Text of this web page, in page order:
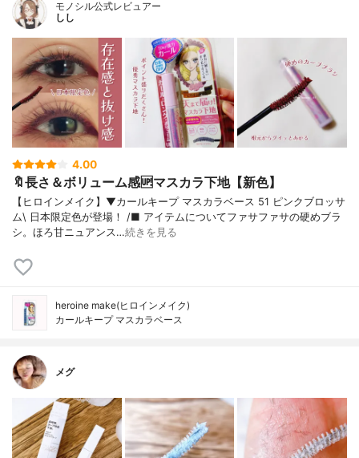
モノシル公式レビュアー
しし
4.00
🔖長さ＆ボリューム感🆙マスカラ下地【新色】
【ヒロインメイク】▼カールキープ マスカラベース 51 ピンクブロッサ
ム\ 日本限定色が登場！ /■ アイテムについてファサファサの硬めブラ
シ。ほろ甘ニュアンス…続きを見る
heroine make(ヒロインメイク)
カールキープ マスカラベース
メグ